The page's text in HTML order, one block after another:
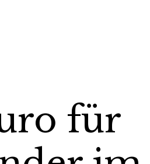
für